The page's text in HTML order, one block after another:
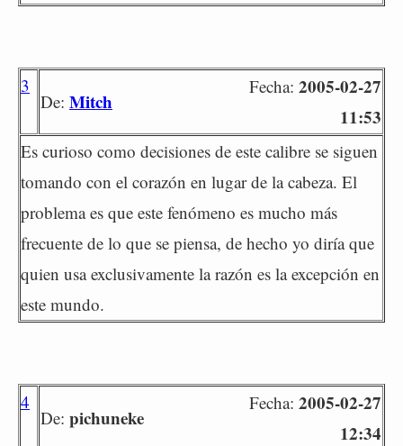
3
De: Mitch
Fecha: 2005-02-27
11:53
Es curioso como decisiones de este calibre se siguen
tomando con el corazón en lugar de la cabeza. El
problema es que este fenómeno es mucho más
frecuente de lo que se piensa, de hecho yo diría que
quien usa exclusivamente la razón es la excepción en
este mundo.
4
De: pichuneke
Fecha: 2005-02-27
12:34